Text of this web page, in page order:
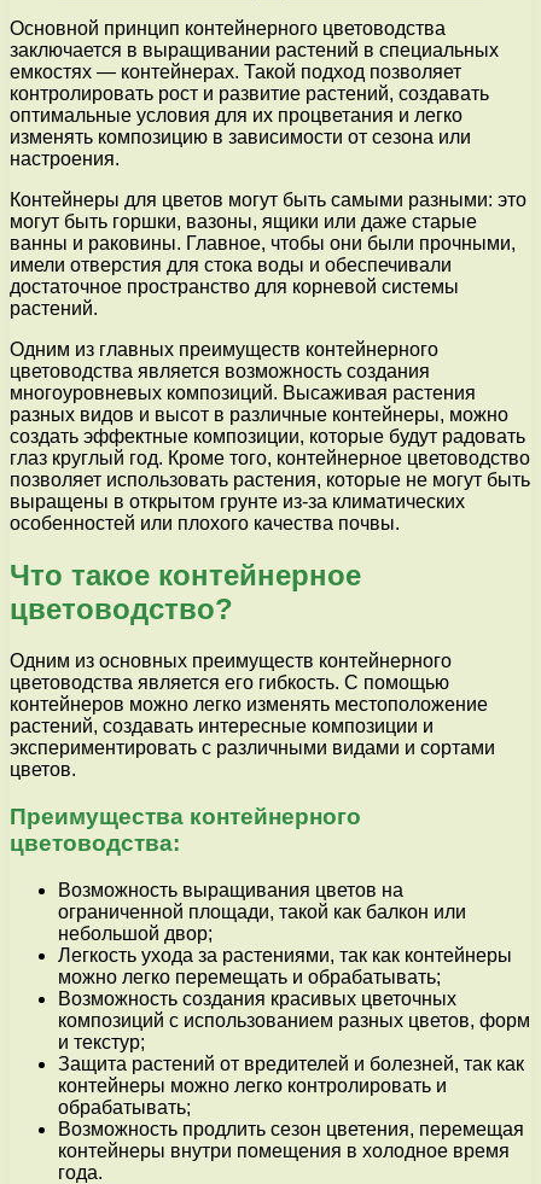
Основной принцип контейнерного цветоводства
заключается в выращивании растений в специальных
емкостях — контейнерах. Такой подход позволяет
контролировать рост и развитие растений, создавать
оптимальные условия для их процветания и легко
изменять композицию в зависимости от сезона или
настроения.
Контейнеры для цветов могут быть самыми разными: это
могут быть горшки, вазоны, ящики или даже старые
ванны и раковины. Главное, чтобы они были прочными,
имели отверстия для стока воды и обеспечивали
достаточное пространство для корневой системы
растений.
Одним из главных преимуществ контейнерного
цветоводства является возможность создания
многоуровневых композиций. Высаживая растения
разных видов и высот в различные контейнеры, можно
создать эффектные композиции, которые будут радовать
глаз круглый год. Кроме того, контейнерное цветоводство
позволяет использовать растения, которые не могут быть
выращены в открытом грунте из-за климатических
особенностей или плохого качества почвы.
Что такое контейнерное
цветоводство?
Одним из основных преимуществ контейнерного
цветоводства является его гибкость. С помощью
контейнеров можно легко изменять местоположение
растений, создавать интересные композиции и
экспериментировать с различными видами и сортами
цветов.
Преимущества контейнерного
цветоводства:
Возможность выращивания цветов на
ограниченной площади, такой как балкон или
небольшой двор;
Легкость ухода за растениями, так как контейнеры
можно легко перемещать и обрабатывать;
Возможность создания красивых цветочных
композиций с использованием разных цветов, форм
и текстур;
Защита растений от вредителей и болезней, так как
контейнеры можно легко контролировать и
обрабатывать;
Возможность продлить сезон цветения, перемещая
контейнеры внутри помещения в холодное время
года.